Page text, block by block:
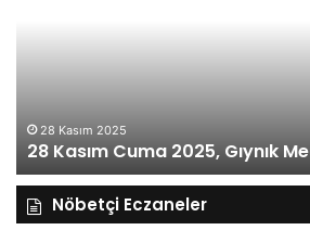
2025
Cuma 2025, Gıynık Medya
Nöbetçi Eczaneler